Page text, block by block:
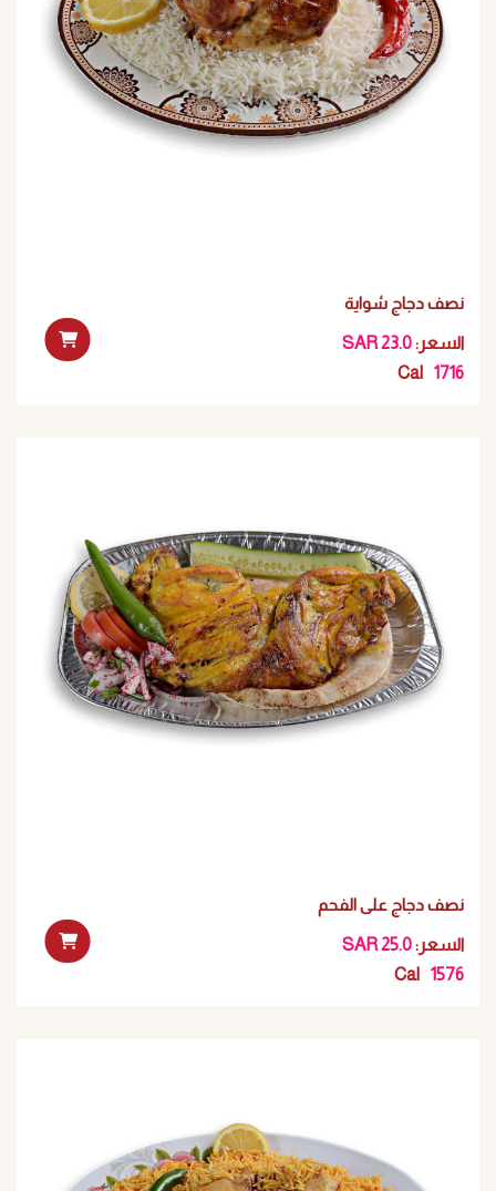
نصف دجاج شواية
SAR 23.0 :السعر
Cal
1716
نصف دجاج على الفحم
SAR 25.0 :السعر
Cal
1576